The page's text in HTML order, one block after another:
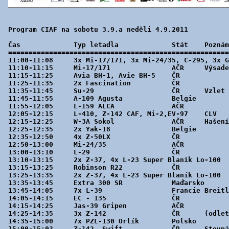
Program CIAF na sobotu 3.9.a neděli 4.9.2011
Čas	 	Typ letadla		Stát	Poznámka
11:00-11:08	3x Mi-17/171, 3x Mi-24/35, C-295, 3x Gripen, 3x L-159 - zahajovací průlet AČR
11:10-11:15 	Mi-17/171		AČR	Výsadek
11:15-11:25 	Avia BH-1, Avie BH-5	ČR
11:25-11:35 	2x Fascination		ČR
11:35-11:45 	Su-29			ČR	Vzlet 11:32
11:45-11:55 	A-109 Agusta		Belgie
11:55-12:05 	L-159 ALCA		AČR
12:05-12:15 	L-410, Z-142 CAF, Mi-2,EV-97	CLV	Přílet
12:15-12:25 	W-3A Sokol		AČR	Hašení
12:25-12:35 	2x Yak-18		Belgie
12:35-12:50 	4x Z-50LX		ČR
12:50-13:00 	Mi-24/35		AČR
13:00-13:10 	L-29	        	ČR
13:10-13:15 	2x Z-37, 4x L-23 Super Blaník Lo-100	Slovensko	Stoupání
13:15-13:25 	Robinson R22		ČR
13:25-13:35 	2x Z-37, 4x L-23 Super Blaník Lo-100	Slovensko
13:35-13:45 	Extra 300 SR		Maďarsko
13:45-14:05 	7x L-39	        	Francie	Breitling Jet Team
14:05-14:15 	EC - 135		ČR
14:15-14:25 	Jas-39 Gripen		AČR
14:25-14:35 	3x Z-142		ČR	(odlet Besenyei)
14:35-15:00 	7x PZL-130 Orlík	Polsko